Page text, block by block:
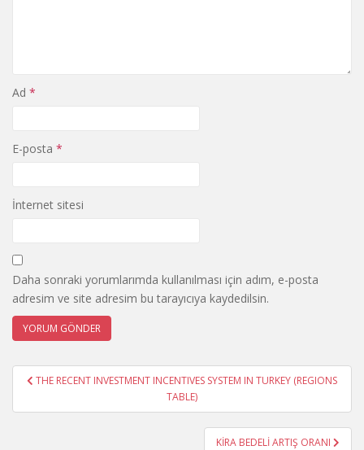
Ad *
E-posta *
İnternet sitesi
Daha sonraki yorumlarımda kullanılması için adım, e-posta
adresim ve site adresim bu tarayıcıya kaydedilsin.
YazıTHE RECENT INVESTMENT INCENTIVES SYSTEM IN TURKEY (REGIONS
TABLE)
KİRA BEDELİ ARTIŞ ORANI